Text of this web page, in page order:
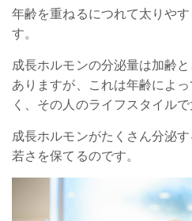
年齢を重ねるにつれて太りや
す。
成長ホルモンの分泌量は加齢
ありますが、これは年齢によ
く、その人のライフスタイル
成長ホルモンがたくさん分泌
若さを保てるのです。